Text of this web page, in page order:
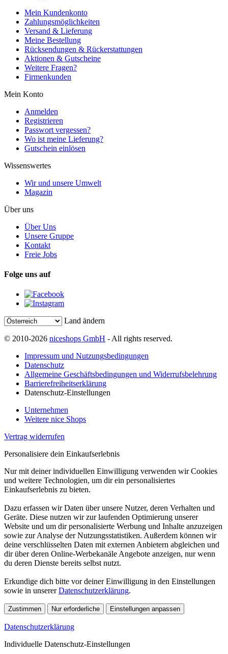
Mein Kundenkonto
Zahlungsmöglichkeiten
Versand & Lieferung
Meine Bestellung
Rücksendungen & Rückerstattungen
Aktionen & Gutscheine
Weitere Fragen?
Firmenkunden
Mein Konto
Anmelden
Registrieren
Passwort vergessen?
Wo ist meine Lieferung?
Gutschein einlösen
Wissenswertes
Wir und unsere Umwelt
Magazin
Über uns
Über Uns
Unsere Gruppe
Kontakt
Freie Jobs
Folge uns auf
Land ändern
© 2010-2026 niceshops GmbH - All rights reserved.
Impressum und Nutzungsbedingungen
Datenschutz
Allgemeine Geschäftsbedingungen und Widerrufsbelehrung
Barrierefreiheitserklärung
Datenschutz-Einstellungen
Unternehmen
Weitere nice Shops
Vertrag widerrufen
Personalisiere dein Einkaufserlebnis
Nur mit deiner individuellen Einwilligung verwenden wir Cookies
und weitere Technologien, um dir ein personalisiertes
Einkaufserlebnis zu bieten.
Dazu erfassen wir Daten über unsere Nutzer, deren Verhalten und
Geräte. Diese nutzen wir zur laufenden Optimierung unserer
Website und um dir personalisierte Werbung und Inhalte anzuzeigen
sowie zur Analyse der Nutzungsstatistiken. Außerdem können wir
deine verschlüsselten Daten mit externen Anbietern abgleichen und
dir über deren Online-Werbekanäle Angebote anzeigen, nur wenn
du deren Dienste bereits selbst nutzt.
Erkundige dich bitte vor deiner Einwilligung in den Einstellungen
sowie in unsererDatenschutzerklärung.
Zustimmen Nur erforderliche Einstellungen anpassen
Datenschutzerklärung
Individuelle Datenschutz-Einstellungen